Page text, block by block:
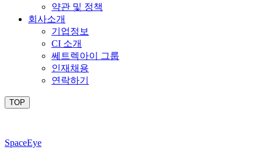
약관 및 정책
회사소개
기업정보
CI 소개
쎄트렉아이 그룹
인재채용
연락하기
TOP
SpaceEye